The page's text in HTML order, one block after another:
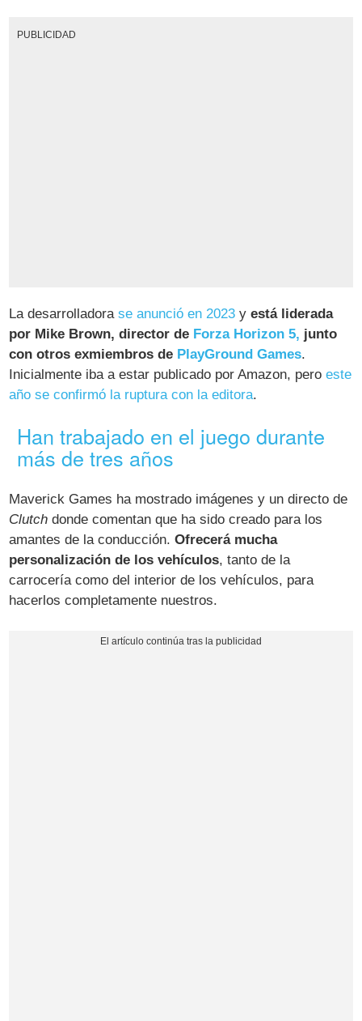
PUBLICIDAD
La desarrolladorase anunció en 2023 yestá liderada
por Mike Brown, director de Forza Horizon 5, junto
con otros exmiembros de PlayGround Games.
Inicialmente iba a estar publicado por Amazon, peroeste
año se confirmó la ruptura con la editora.
Han trabajado en el juego durante
más de tres años
Maverick Games ha mostrado imágenes y un directo de
Clutch donde comentan que ha sido creado para los
amantes de la conducción.Ofrecerá mucha
personalización de los vehículos, tanto de la
carrocería como del interior de los vehículos, para
hacerlos completamente nuestros.